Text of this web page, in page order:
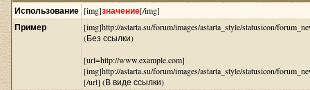
Использование [img]значение[/img]
Пример
[img]http://astarta.su/forum/images/astarta_style/statusicon/
(Без ссылки)
[url=http://www.example.com]
[img]http://astarta.su/forum/images/astarta_style/statusicon/
[/url] (В виде ссылки)